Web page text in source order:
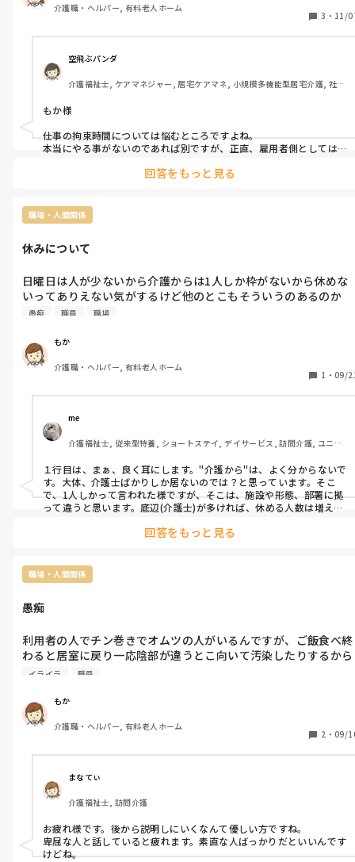
介護職・ヘルパー, 有料老人ホーム
3 ・ 11/
空飛ぶパンダ
介護福祉士, ケアマネジャー, 居宅ケアマネ, 小規模多機能型居宅介護, 社会
もか様
仕事の拘束時間については悩むところですよね。
本当にやる事がないのであれば別ですが、正直、雇用者側としては
のであれば労働の対価として生産性がなければ払いたくないのが本
回答をもっと見る
職場・人間関係
休みについて
日曜日は人が少ないから介護からは1人しか枠がないから休めな
いってありえない気がするけど他のとこもそういうのあるのか
な？
愚痴 職員 職場
もか
介護職・ヘルパー, 有料老人ホーム
1 ・ 09/
me
介護福祉士, 従来型特養, ショートステイ, デイサービス, 訪問介護, ユニッ
１行目は、まぁ、良く耳にします。"介護から"は、よく分からないで
す。大体、介護士ばかりしか居ないのでは？と思っています。そこ
で、1人しかって言われた様ですが、そこは、施設や形態、部署に拠
って違うと思います。底辺(介護士)が多ければ、休める人数は増えま
OTは、土日休みですが、介護士は、交代で休みます。
回答をもっと見る
職場・人間関係
愚痴
利用者の人でチン巻きでオムツの人がいるんですが、ご飯食べ終
わると居室に戻り一応陰部が違うとこ向いて汚染したりするから
確認するんだけど確認してたら他職員がきてさっき替えたから見
ったら下手でごめんねってブスってして言われてそんなつもりで
言ったわけじゃないのにとおもってイライラしました。そのあと
その人に説明したらさっきは言いすぎた。ごめんと言われたけど
イライラ 職員
もか
介護職・ヘルパー, 有料老人ホーム
2 ・ 09/
まなてぃ
介護福祉士, 訪問介護
お疲れ様です。後から説明しにいくなんて優しい方ですね。
卑屈な人と話していると疲れます。素直な人ばっかりだといいんです
けどね。